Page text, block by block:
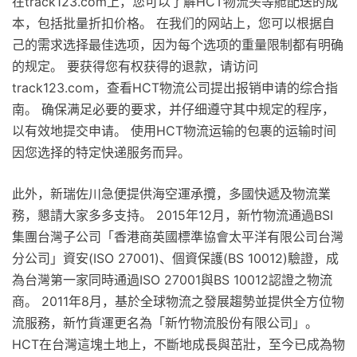
本，包括批量折扣价格。 在我们的网站上，您可以根据自
己的需求选择最佳选项，因为每个选项的重量限制都有明确
的规定。 要获得您有权获得的退款，请访问
track123.com，查看HCT物流公司提出报销申请的综合指
南。 确保满足必要的要求，并仔细遵守其中规定的程序，
以有效地提交申请。 使用HCT物流运输的包裹的运输时间
因您选择的特定快递服务而异。
此外，新瑞佐川急便提供海空運承攬，多國快遞及物流業
務，懇請大家多多支持。 2015年12月，新竹物流通過BSI
集團台灣子公司「香港商英國標準協會太平洋有限公司台灣
分公司」資安(ISO 27001)、個資保護(BS 10012)驗證，成
為台灣第一家同時通過ISO 27001與BS 10012認證之物流
商。 2011年8月，基於全球物流之發展趨勢並提供全方位物
流服務，新竹貨運更名為「新竹物流股份有限公司」。
HCT在台灣這塊土地上，不斷地成長與茁壯，至今已成為物